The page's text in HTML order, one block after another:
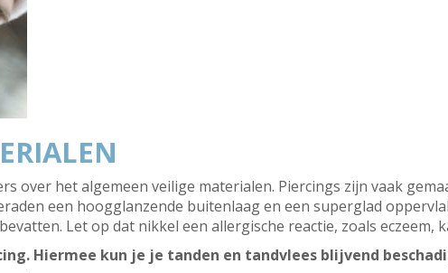
over het algemeen veilige materialen. Piercings zijn vaak
een hoogglanzende buitenlaag en een superglad
Let op dat nikkel een allergische reactie, zoals eczeem,
Hiermee kun je je tanden en tandvlees blijvend